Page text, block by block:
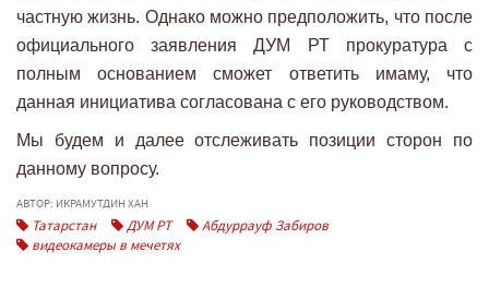
частную жизнь. Однако можно предположить, что после
официального заявления ДУМ РТ прокуратура с
полным основанием сможет ответить имаму, что
данная инициатива согласована с его руководством.
Мы будем и далее отслеживать позиции сторон по
данному вопросу.
АВТОР: ИКРАМУТДИН ХАН
Татарстан ДУМ РТ
Абдуррауф Забиров
видеокамеры в мечетях